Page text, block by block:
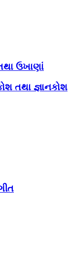
ઉખાણાં
તથા જ્ઞાનકોશ